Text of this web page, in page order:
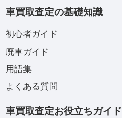
車買取査定の基礎知識
初心者ガイド
廃車ガイド
用語集
よくある質問
車買取査定お役立ちガイド